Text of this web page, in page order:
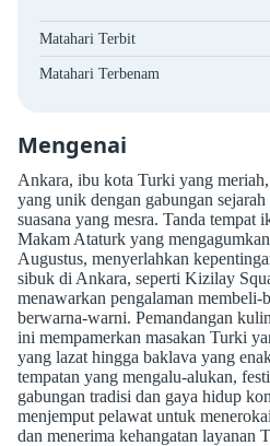
Matahari Terbit
Matahari Terbenam
Mengenai
Ankara, ibu kota Turki yang
yang unik dengan gabungan
suasana yang mesra. Tanda tempat
Makam Ataturk yang
Augustus, menyerlahkan
sibuk di Ankara, seperti Kizilay
menawarkan pengalaman membeli-
berwarna-warni. Pemandangan
ini mempamerkan masakan Turki
yang lazat hingga baklava yang
tempatan yang mengalu-alukan,
gabungan tradisi dan gaya hidup
menjemput pelawat untuk
dan menerima kehangatan layanan